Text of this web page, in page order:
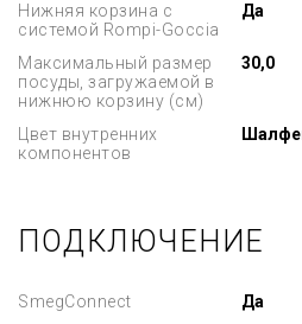
Нижняя корзина с
системой Rompi-Goccia
Да
Максимальный размер
посуды, загружаемой в
нижнюю корзину (см)
30,0
Цвет внутренних
компонентов
ПОДКЛЮЧЕНИЕ
SmegConnect
Да